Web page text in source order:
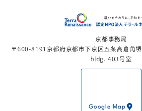
京都事務局
〒600-8191京都府京都市下京区五条高倉角
bldg. 403号室
Google Map